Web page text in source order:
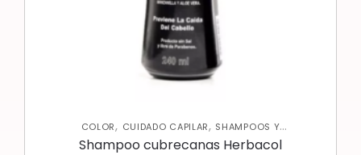
COLOR, CUIDADO CAPILAR, SHAMPOOS Y
ACONDICIONADORES
Shampoo cubrecanas Herbacol